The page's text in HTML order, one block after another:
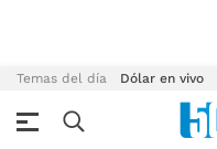
Temas del día Dólar en vivo